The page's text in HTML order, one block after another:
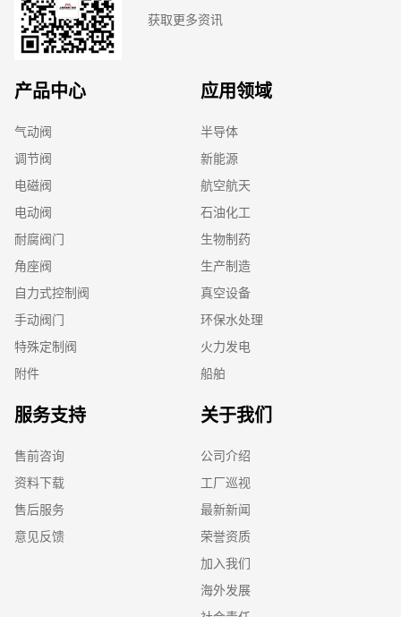
获取更多资讯
产品中心
气动阀
调节阀
电磁阀
电动阀
耐腐阀门
角座阀
自力式控制阀
手动阀门
特殊定制阀
附件
应用领域
半导体
新能源
航空航天
石油化工
生物制药
生产制造
真空设备
环保水处理
火力发电
船舶
服务支持
售前咨询
资料下载
售后服务
意见反馈
关于我们
公司介绍
工厂巡视
最新新闻
荣誉资质
加入我们
海外发展